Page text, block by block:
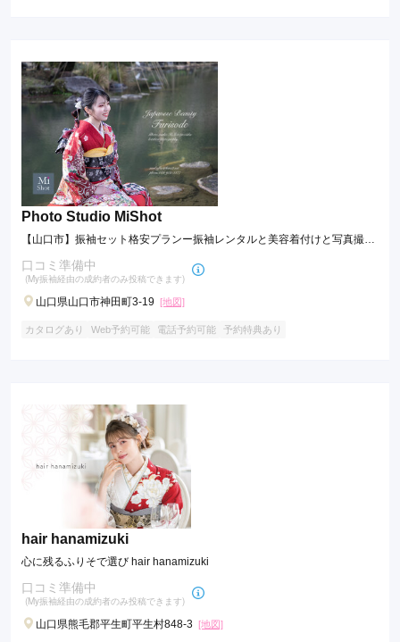
Photo Studio MiShot
【山口市】振袖セット格安プランー振袖レンタルと美容着付けと写真撮影
口コミ準備中
(My振袖経由の成約者のみ投稿できます)
山口県山口市神田町3-19 [地図]
カタログあり Web予約可能 電話予約可能 予約特典あり
hair hanamizuki
心に残るふりそで選び hair hanamizuki
口コミ準備中
(My振袖経由の成約者のみ投稿できます)
山口県熊毛郡平生町平生村848-3 [地図]